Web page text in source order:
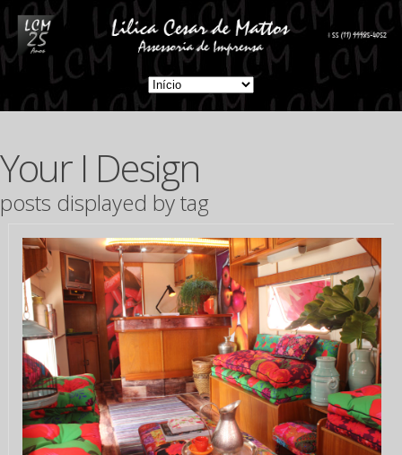
Your I Design
posts displayed by tag